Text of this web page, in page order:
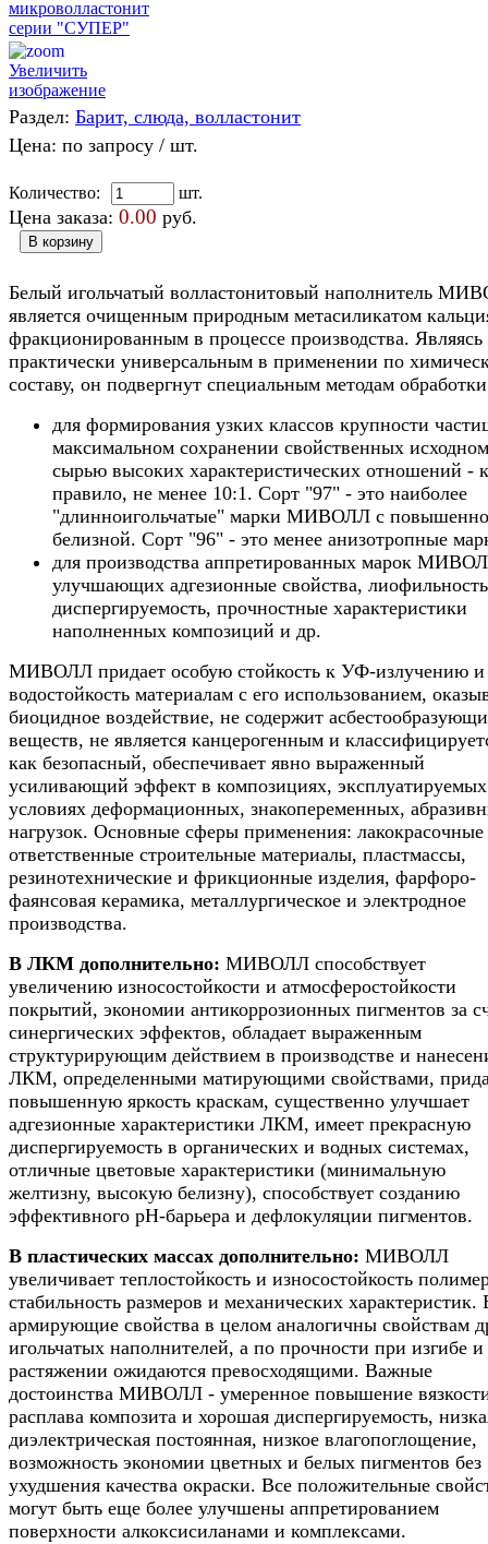
Увеличить
изображение
Раздел: Барит, слюда, волластонит
Цена: по запросу / шт.
Количество: шт.
Цена заказа: 0.00 руб.
Белый игольчатый волластонитовый наполнитель
является очищенным природным метасиликатом
фракционированным в процессе производства. Являясь
практически универсальным в применении по
составу, он подвергнут специальным методам
для формирования узких классов крупности
максимальном сохранении свойственных
сырью высоких характеристических отношений -
правило, не менее 10:1. Сорт "97" - это наиболее
"длинноигольчатые" марки МИВОЛЛ с
белизной. Сорт "96" - это менее анизотропные
для производства аппретированных марок
улучшающих адгезионные свойства,
диспергируемость, прочностные характеристики
наполненных композиций и др.
МИВОЛЛ придает особую стойкость к УФ-излучению и
водостойкость материалам с его использованием,
биоцидное воздействие, не содержит
веществ, не является канцерогенным и
как безопасный, обеспечивает явно выраженный
усиливающий эффект в композициях,
условиях деформационных, знакопеременных,
нагрузок. Основные сферы применения:
ответственные строительные материалы, пластмассы,
резинотехнические и фрикционные изделия, фарфоро-
фаянсовая керамика, металлургическое и электродное
производства.
В ЛКМ дополнительно: МИВОЛЛ способствует
увеличению износостойкости и атмосферостойкости
покрытий, экономии антикоррозионных пигментов за
синергических эффектов, обладает выраженным
структурирующим действием в производстве и
ЛКМ, определенными матирующими свойствами,
повышенную яркость краскам, существенно улучшает
адгезионные характеристики ЛКМ, имеет прекрасную
диспергируемость в органических и водных системах,
отличные цветовые характеристики (минимальную
желтизну, высокую белизну), способствует созданию
эффективного рН-барьера и дефлокуляции пигментов.
В пластических массах дополнительно: МИВОЛЛ
увеличивает теплостойкость и износостойкость
стабильность размеров и механических характеристик.
армирующие свойства в целом аналогичны свойствам
игольчатых наполнителей, а по прочности при изгибе и
растяжении ожидаются превосходящими. Важные
достоинства МИВОЛЛ - умеренное повышение
расплава композита и хорошая диспергируемость,
диэлектрическая постоянная, низкое влагопоглощение,
возможность экономии цветных и белых пигментов без
ухудшения качества окраски. Все положительные
могут быть еще более улучшены аппретированием
поверхности алкоксисиланами и комплексами.